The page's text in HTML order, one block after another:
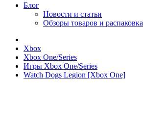
Блог
Новости и статьи
Обзоры товаров и распаковка
Xbox
Xbox One/Series
Игры Xbox One/Series
Watch Dogs Legion [Xbox One]